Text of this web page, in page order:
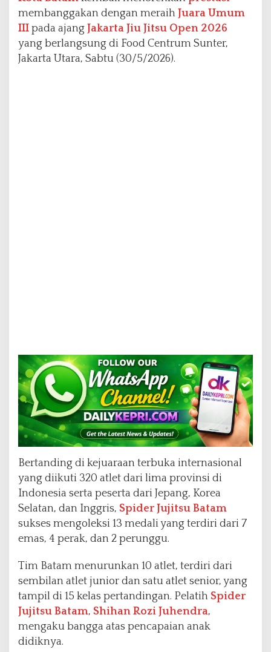
0
2
6
membanggakan dengan meraih Juara Umum
III pada ajang Jakarta Jiu Jitsu Open 2026
yang berlangsung di Food Centrum Sunter,
Jakarta Utara, Sabtu (30/5/2026).
Bertanding di kejuaraan terbuka internasional
yang diikuti 320 atlet dari lima provinsi di
Indonesia serta peserta dari Jepang, Korea
Selatan, dan Inggris, Spider Jujitsu Batam
sukses mengoleksi 13 medali yang terdiri dari 7
emas, 4 perak, dan 2 perunggu.
Tim Batam menurunkan 10 atlet, terdiri dari
sembilan atlet junior dan satu atlet senior, yang
tampil di 15 kelas pertandingan. Pelatih Spider
Jujitsu Batam, Shihan Rozi Juhendra,
mengaku bangga atas pencapaian anak
didiknya.